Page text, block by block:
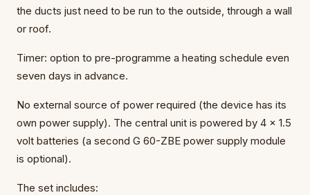
the ducts just need to be run to the outside, through a wall
or roof.
Timer: option to pre-programme a heating schedule even
seven days in advance.
No external source of power required (the device has its
own power supply). The central unit is powered by 4 x 1.5
volt batteries (a second G 60-ZBE power supply module
is optional).
The set includes: